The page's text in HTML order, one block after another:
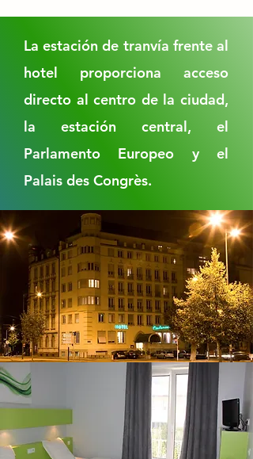
La estación de tranvía frente al
hotel proporciona acceso
directo al centro de la ciudad,
la estación central, el
Parlamento Europeo y el
Palais des Congrès.